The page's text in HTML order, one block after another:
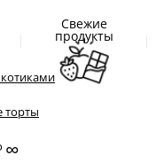
Свежие
продукты
торты
∞